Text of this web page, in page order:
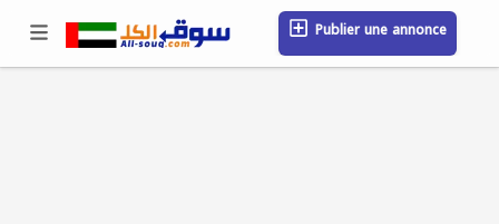
Publier une annonce
Se connecter / S'inscrire